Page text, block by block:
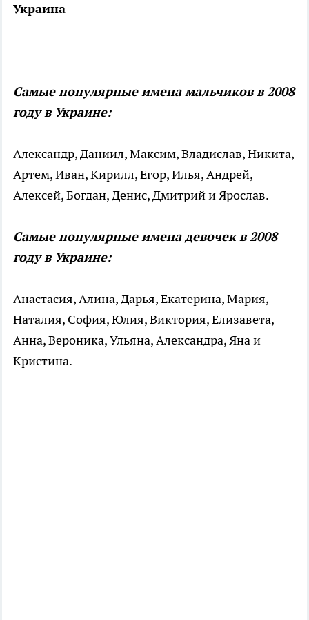
Украина
Самые популярные имена мальчиков в 2008
году в Украине:
Александр, Даниил, Максим, Владислав, Никита,
Артем, Иван, Кирилл, Егор, Илья, Андрей,
Алексей, Богдан, Денис, Дмитрий и Ярослав.
Самые популярные имена девочек в 2008
году в Украине:
Анастасия, Алина, Дарья, Екатерина, Мария,
Наталия, София, Юлия, Виктория, Елизавета,
Анна, Вероника, Ульяна, Александра, Яна и
Кристина.